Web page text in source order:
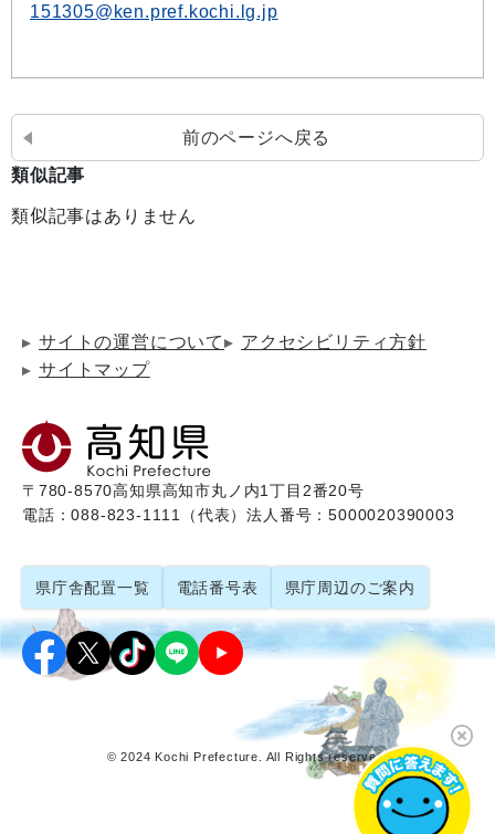
151305@ken.pref.kochi.lg.jp
前のページへ戻る
類似記事
類似記事はありません
サイトの運営について
アクセシビリティ方針
サイトマップ
〒780-8570高知県高知市丸ノ内1丁目2番20号
電話：088-823-1111（代表）法人番号：5000020390003
県庁舎配置一覧 電話番号表 県庁周辺のご案内
© 2024 Kochi Prefecture. All Rights reserved.